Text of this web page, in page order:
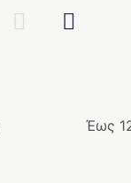
PreviousNext
Έως